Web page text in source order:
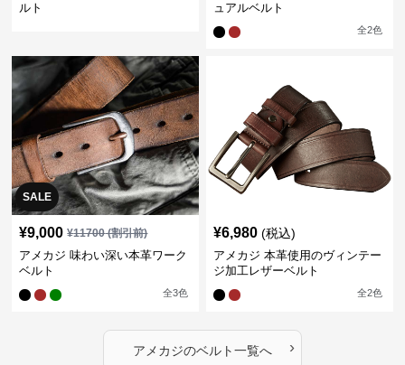
ルト
ュアルベルト
全2色
SALE
¥9,000 ¥11700(割引前)
アメカジ 味わい深い本革ワーク
ベルト
全3色
¥6,980 (税込)
アメカジ 本革使用のヴィンテー
ジ加工レザーベルト
全2色
アメカジのベルト一覧へ ›